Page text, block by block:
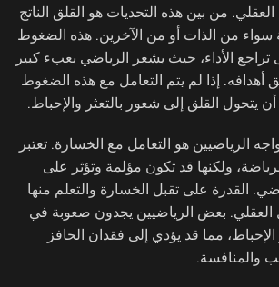
من بين هذه التحديات هو القلق الناتج
سواء من الذات أو من الآخرين. هذه الضغوط
تراجع الأداء، حيث يشعر الرياضي بعبء كبير
أهدافه. إذا لم يتم التعامل مع هذه الضغوط
القلق إلى شعور بالتعثر والإحباط.
الرياضيين هو التعامل مع الخسارة. تعتبر
ولكنها قد تكون مؤلمة وتؤثر على
القدرة على تقبل الخسارة والتعلم منها
العقلي. بعض الرياضيين يجدون صعوبة في
مما قد يؤدي إلى فقدان الحافز
والمنافسة.